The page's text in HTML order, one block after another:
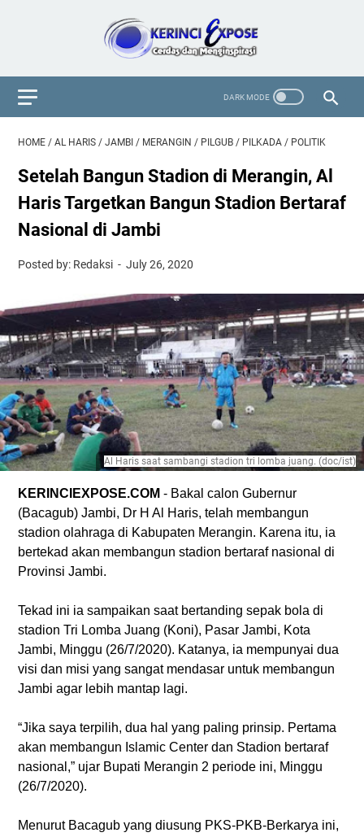
HOME / AL HARIS / JAMBI / MERANGIN / PILGUB / PILKADA / POLITIK
Setelah Bangun Stadion di Merangin, Al
Haris Targetkan Bangun Stadion Bertaraf
Nasional di Jambi
Posted by: Redaksi July 26, 2020
Al Haris saat sambangi stadion tri lomba juang. (doc/ist)
KERINCIEXPOSE.COM - Bakal calon Gubernur
(Bacagub) Jambi, Dr H Al Haris, telah membangun
stadion olahraga di Kabupaten Merangin. Karena itu, ia
bertekad akan membangun stadion bertaraf nasional di
Provinsi Jambi.
Tekad ini ia sampaikan saat bertanding sepak bola di
stadion Tri Lomba Juang (Koni), Pasar Jambi, Kota
Jambi, Minggu (26/7/2020). Katanya, ia mempunyai dua
visi dan misi yang sangat mendasar untuk membangun
Jambi agar lebih mantap lagi.
“Jika saya terpilih, dua hal yang paling prinsip. Pertama
akan membangun Islamic Center dan Stadion bertaraf
nasional,” ujar Bupati Merangin 2 periode ini, Minggu
(26/7/2020).
Menurut Bacagub yang diusung PKS-PKB-Berkarya ini,